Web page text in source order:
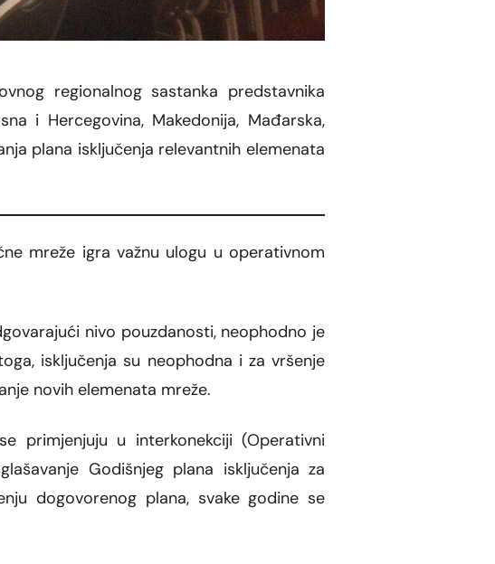
regionalnog sastanka predstavnika
i Hercegovina, Makedonija, Mađarska,
plana isključenja relevantnih elemenata
mreže igra važnu ulogu u operativnom
nivo pouzdanosti, neophodno je
isključenja su neophodna i za vršenje
novih elemenata mreže.
primjenjuju u interkonekciji (Operativni
Godišnjeg plana isključenja za
dogovorenog plana, svake godine se